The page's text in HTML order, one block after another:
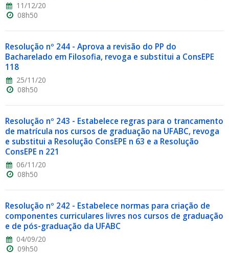
11/12/20
08h50
Resolução nº 244 - Aprova a revisão do PP do
Bacharelado em Filosofia, revoga e substitui a ConsEPE
118
25/11/20
08h50
Resolução nº 243 - Estabelece regras para o trancamento
de matrícula nos cursos de graduação na UFABC, revoga
e substitui a Resolução ConsEPE n 63 e a Resolução
ConsEPE n 221
06/11/20
08h50
Resolução nº 242 - Estabelece normas para criação de
componentes curriculares livres nos cursos de graduação
e de pós-graduação da UFABC
04/09/20
09h50